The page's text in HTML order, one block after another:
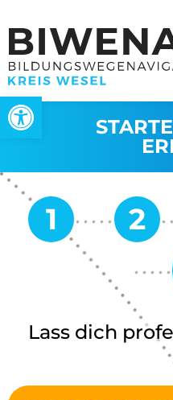
Werkzeugleiste öffnen
Lass dich